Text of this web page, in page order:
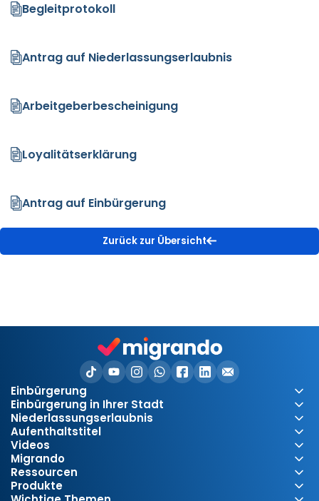
Begleitprotokoll
Antrag auf Niederlassungserlaubnis
Arbeitgeberbescheinigung
Loyalitätserklärung
Antrag auf Einbürgerung
Zurück zur Übersicht
Einbürgerung
Einbürgerung in Ihrer Stadt
Niederlassungserlaubnis
Aufenthaltstitel
Videos
Migrando
Ressourcen
Produkte